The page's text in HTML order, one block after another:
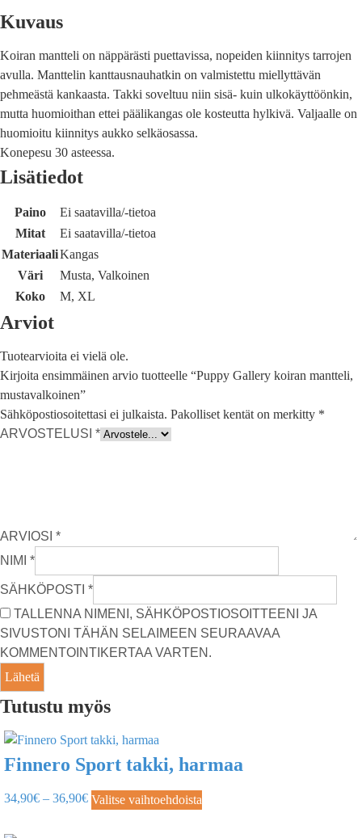
Kuvaus
Koiran mantteli on näppärästi puettavissa, nopeiden kiinnitys tarrojen
avulla. Manttelin kanttausnauhatkin on valmistettu miellyttävän
pehmeästä kankaasta. Takki soveltuu niin sisä- kuin ulkokäyttöönkin,
mutta huomioithan ettei päälikangas ole kosteutta hylkivä. Valjaalle on
huomioitu kiinnitys aukko selkäosassa.
Konepesu 30 asteessa.
Lisätiedot
Paino
Ei saatavilla/-tietoa
Mitat
Ei saatavilla/-tietoa
MateriaaliKangas
Väri
Musta, Valkoinen
Koko
M, XL
Arviot
Tuotearvioita ei vielä ole.
Kirjoita ensimmäinen arvio tuotteelle “Puppy Gallery koiran mantteli,
mustavalkoinen”
Sähköpostiosoitettasi ei julkaista. Pakolliset kentät on merkitty *
ARVOSTELUSI *
ARVIOSI *
NIMI *
SÄHKÖPOSTI *
TALLENNA NIMENI, SÄHKÖPOSTIOSOITTEENI JA
SIVUSTONI TÄHÄN SELAIMEEN SEURAAVAA
KOMMENTOINTIKERTAA VARTEN.
Tutustu myös
Finnero Sport takki, harmaa
34,90€ – 36,90€ Valitse vaihtoehdoista